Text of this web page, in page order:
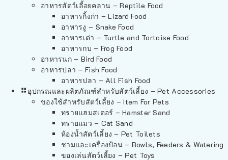
อาหารสัตว์เลี้อยคลาน – Reptile Food
อาหารกิ้งก่า – Lizard Food
อาหารงู – Snake Food
อาหารเต่า – Turtle and Tortoise Food
อาหารกบ – Frog Food
อาหารนก – Bird Food
อาหารปลา – Fish Food
อาหารปลา – All Fish Food
อุปกรณและผลิตภัณฑ์สำหรับสัตว์เลี้ยง – Pet Accessories
ของใช้สำหรับสัตว์เลี้ยง – Item For Pets
ทรายแฮมสเตอร์ – Hamster Sand
ทรายแมว – Cat Sand
ห้องน้ำสัตว์เลี้ยง – Pet Toilets
ชามและเครื่องป้อน – Bowls, Feeders & Watering
ของเล่นสัตว์เลี้ยง – Pet Toys